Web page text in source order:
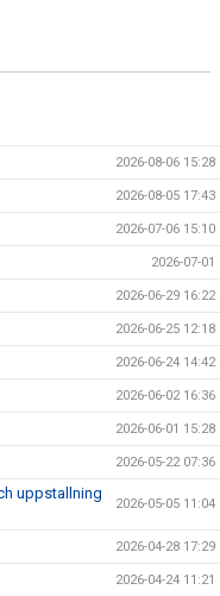
2026-08-06 15:28
2026-08-05 17:43
2026-07-06 15:10
2026-07-01
2026-06-29 16:22
2026-06-25 12:18
2026-06-24 14:42
2026-06-02 16:36
2026-06-01 15:28
2026-05-22 07:36
uppstallning
2026-05-05 11:04
2026-04-28 17:29
2026-04-24 11:21